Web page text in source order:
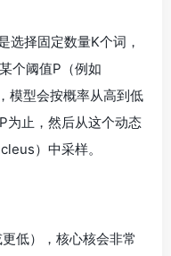
择固定数量K个词，
个阈值P（例如
模型会按概率从高到低
为止，然后从这个动态
）中采样。
低），核心核会非常